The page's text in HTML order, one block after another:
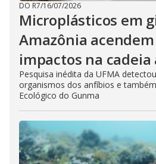
DO R7/16/07/2026
Microplásticos em
Amazônia
impactos na
Pesquisa inédita da UFMA
organismos dos anfíbios e
Ecológico do Gunma